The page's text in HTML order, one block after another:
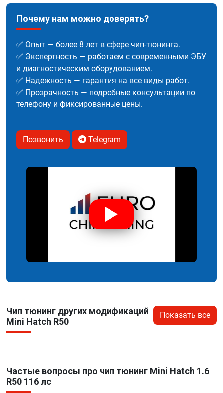
Почему нам можно доверять?
✅ Опыт — более 8 лет в сфере чип-тюнинга.
✅ Экспертность — работаем с современными ЭБУ
и диагностическим оборудованием.
✅ Надежность — гарантия на все виды работ.
✅ Прозрачность — подробные консультации по
телефону и фиксированные цены.
Позвонить Telegram
Чип тюнинг других модификаций
Mini Hatch R50
Показать все
Частые вопросы про чип тюнинг Mini Hatch 1.6
R50 116 лс